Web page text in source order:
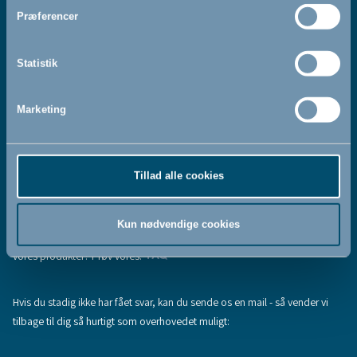
Præferencer
Statistik
Marketing
Tillad alle cookies
Kun nødvendige cookies
læst og accepteret vores
Cookiepolitik
Tilmeld
Fandt du ikke den information, du søgte, eller har du flere spørgsmål til
vores produkter? Prøv vores:FAQ
Hvis du stadig ikke har fået svar, kan du sende os en mail - så vender vi
tilbage til dig så hurtigt som overhovedet muligt: